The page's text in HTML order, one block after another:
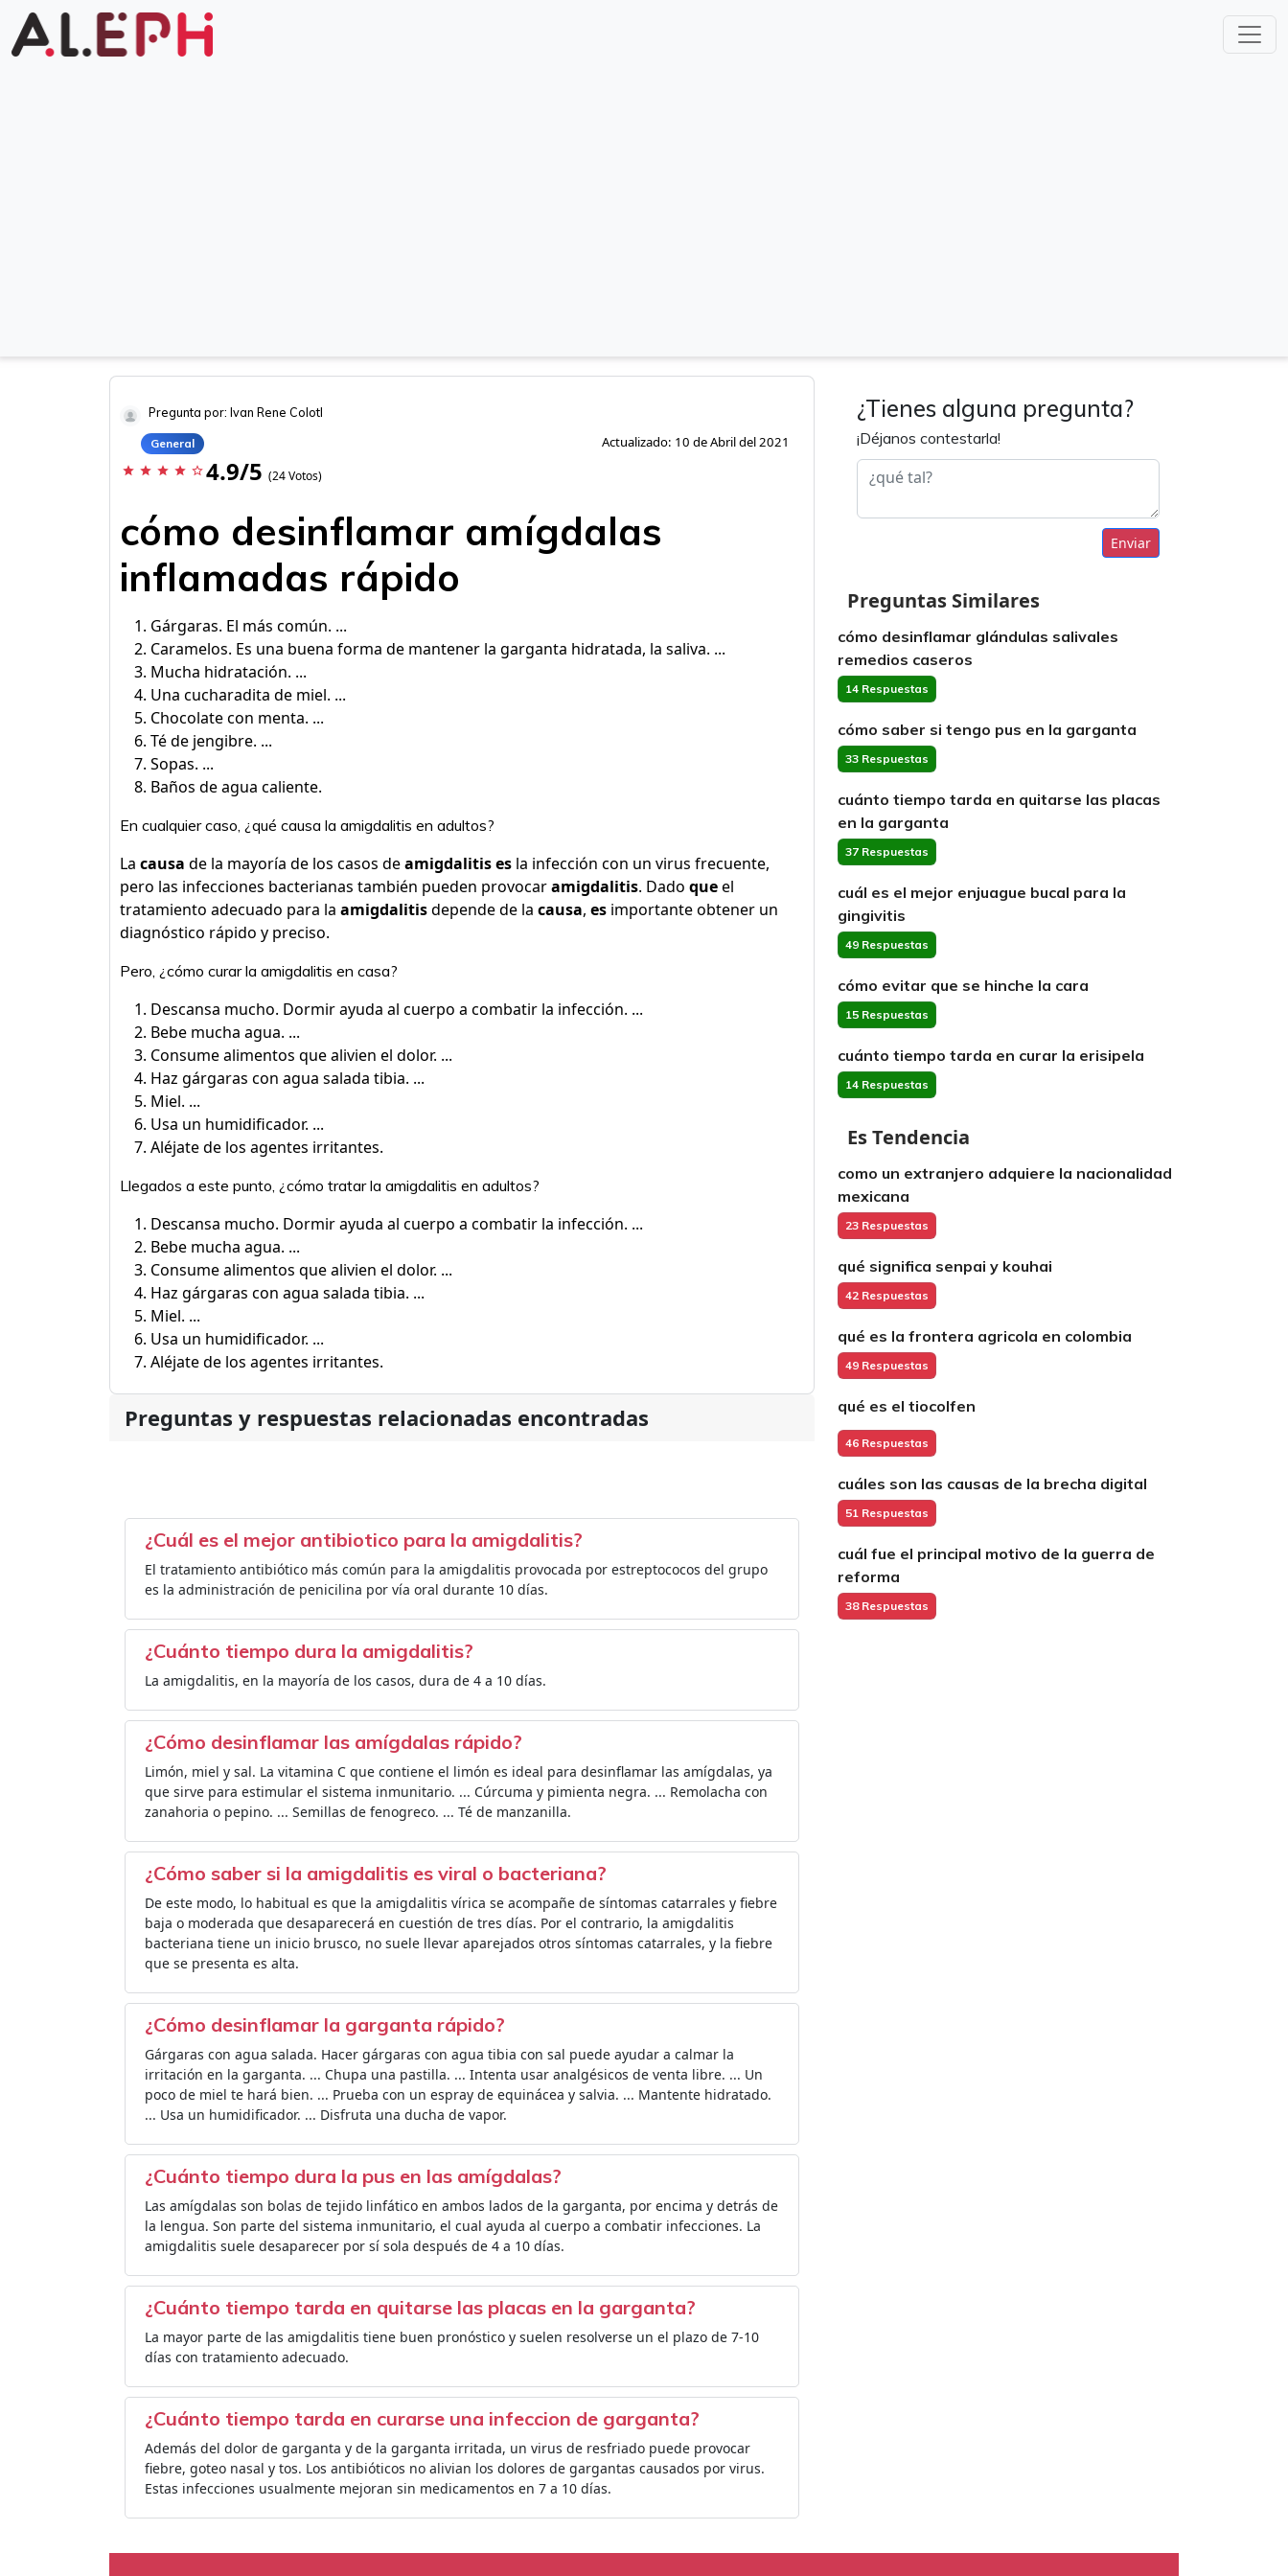
Pregunta por: Ivan Rene Colotl
General Actualizado: 10 de Abril del 2021
star star star star star_border 4.9/5 (24 Votos)
cómo desinflamar amígdalas
inflamadas rápido
Gárgaras. El más común. ...
Caramelos. Es una buena forma de mantener la garganta hidratada, la saliva. ...
Mucha hidratación. ...
Una cucharadita de miel. ...
Chocolate con menta. ...
Té de jengibre. ...
Sopas. ...
Baños de agua caliente.
En cualquier caso, ¿qué causa la amigdalitis en adultos?
La causa de la mayoría de los casos deamigdalitis es la infección con un virus frecuente,
pero las infecciones bacterianas también pueden provocaramigdalitis. Dado queel
tratamiento adecuado para la amigdalitisdepende de la causa, es importante obtener un
diagnóstico rápido y preciso.
Pero, ¿cómo curar la amigdalitis en casa?
Descansa mucho. Dormir ayuda al cuerpo a combatir la infección. ...
Bebe mucha agua. ...
Consume alimentos que alivien el dolor. ...
Haz gárgaras con agua salada tibia. ...
Miel. ...
Usa un humidificador. ...
Aléjate de los agentes irritantes.
Llegados a este punto, ¿cómo tratar la amigdalitis en adultos?
Descansa mucho. Dormir ayuda al cuerpo a combatir la infección. ...
Bebe mucha agua. ...
Consume alimentos que alivien el dolor. ...
Haz gárgaras con agua salada tibia. ...
Miel. ...
Usa un humidificador. ...
Aléjate de los agentes irritantes.
Preguntas y respuestas relacionadas encontradas
¿Cuál es el mejor antibiotico para la amigdalitis?
El tratamiento antibiótico más común para la amigdalitis provocada por estreptococos del grupo
es la administración de penicilina por vía oral durante 10 días.
¿Cuánto tiempo dura la amigdalitis?
La amigdalitis, en la mayoría de los casos, dura de 4 a 10 días.
¿Cómo desinflamar las amígdalas rápido?
Limón, miel y sal. La vitamina C que contiene el limón es ideal para desinflamar las amígdalas, ya
que sirve para estimular el sistema inmunitario. ... Cúrcuma y pimienta negra. ... Remolacha con
zanahoria o pepino. ... Semillas de fenogreco. ... Té de manzanilla.
¿Cómo saber si la amigdalitis es viral o bacteriana?
De este modo, lo habitual es que la amigdalitis vírica se acompañe de síntomas catarrales y fiebre
baja o moderada que desaparecerá en cuestión de tres días. Por el contrario, la amigdalitis
bacteriana tiene un inicio brusco, no suele llevar aparejados otros síntomas catarrales, y la fiebre
que se presenta es alta.
¿Cómo desinflamar la garganta rápido?
Gárgaras con agua salada. Hacer gárgaras con agua tibia con sal puede ayudar a calmar la
irritación en la garganta. ... Chupa una pastilla. ... Intenta usar analgésicos de venta libre. ... Un
poco de miel te hará bien. ... Prueba con un espray de equinácea y salvia. ... Mantente hidratado.
... Usa un humidificador. ... Disfruta una ducha de vapor.
¿Cuánto tiempo dura la pus en las amígdalas?
Las amígdalas son bolas de tejido linfático en ambos lados de la garganta, por encima y detrás de
la lengua. Son parte del sistema inmunitario, el cual ayuda al cuerpo a combatir infecciones. La
amigdalitis suele desaparecer por sí sola después de 4 a 10 días.
¿Cuánto tiempo tarda en quitarse las placas en la garganta?
La mayor parte de las amigdalitis tiene buen pronóstico y suelen resolverse un el plazo de 7-10
días con tratamiento adecuado.
¿Cuánto tiempo tarda en curarse una infeccion de garganta?
Además del dolor de garganta y de la garganta irritada, un virus de resfriado puede provocar
fiebre, goteo nasal y tos. Los antibióticos no alivian los dolores de gargantas causados por virus.
Estas infecciones usualmente mejoran sin medicamentos en 7 a 10 días.
¿Tienes alguna pregunta?
¡Déjanos contestarla!
Enviar
Preguntas Similares
cómo desinflamar glándulas salivales
remedios caseros
14 Respuestas
cómo saber si tengo pus en la garganta
33 Respuestas
cuánto tiempo tarda en quitarse las placas
en la garganta
37 Respuestas
cuál es el mejor enjuague bucal para la
gingivitis
49 Respuestas
cómo evitar que se hinche la cara
15 Respuestas
cuánto tiempo tarda en curar la erisipela
14 Respuestas
Es Tendencia
como un extranjero adquiere la nacionalidad
mexicana
23 Respuestas
qué significa senpai y kouhai
42 Respuestas
qué es la frontera agricola en colombia
49 Respuestas
qué es el tiocolfen
46 Respuestas
cuáles son las causas de la brecha digital
51 Respuestas
cuál fue el principal motivo de la guerra de
reforma
38 Respuestas